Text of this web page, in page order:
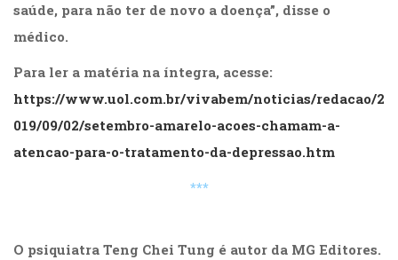
saúde, para não ter de novo a doença”, disse o
médico.
Para ler a matéria na íntegra, acesse:
https://www.uol.com.br/vivabem/noticias/redacao/2
019/09/02/setembro-amarelo-acoes-chamam-a-
atencao-para-o-tratamento-da-depressao.htm
***
O psiquiatra Teng Chei Tung é autor da MG Editores.